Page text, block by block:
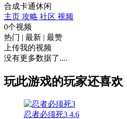
合成卡通休闲
主页 攻略 社区 视频
0个视频
热门 | 最新 | 最赞
上传我的视频
没有更多数据了....
玩此游戏的玩家还喜欢
忍者必须死3 4.6